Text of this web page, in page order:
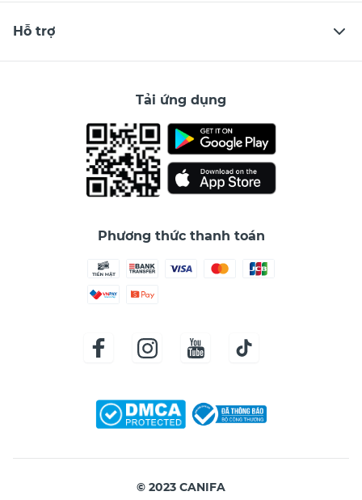
Hỗ trợ
Tải ứng dụng
Phương thức thanh toán
© 2023 CANIFA